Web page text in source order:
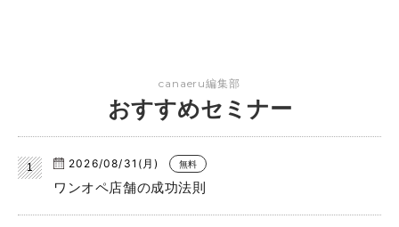
canaeru編集部
おすすめセミナー
2026/08/31(月) 無料
ワンオペ店舗の成功法則